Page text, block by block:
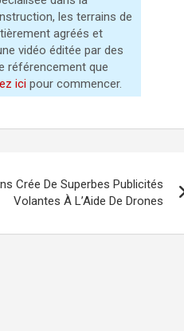
les terrains de
agréés et
vidéo éditée par des
référencement que
ici pour commencer.
Crée De Superbes Publicités
Volantes À L’Aide De Drones